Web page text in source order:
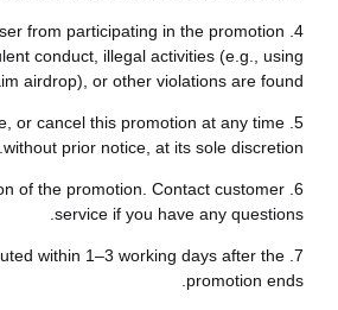
from participating in the promotion
conduct, illegal activities (e.g., using
airdrop), or other violations are found.
or cancel this promotion at any time
without prior notice, at its sole discretion.
of the promotion. Contact customer
service if you have any questions.
within 1–3 working days after the
promotion ends.